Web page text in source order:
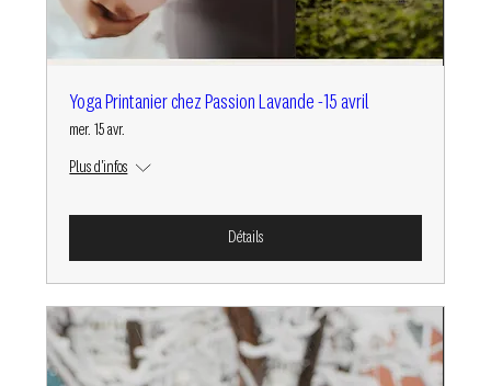
Yoga Printanier chez Passion Lavande -15 avril
mer. 15 avr.
Plus d'infos
Détails